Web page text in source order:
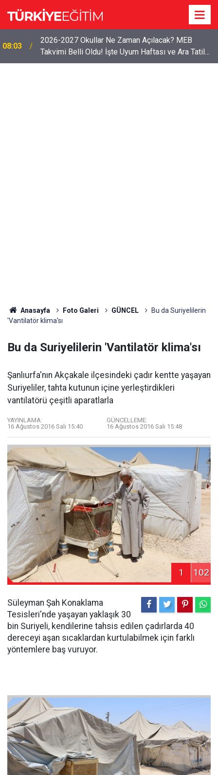
08:03
2026-2027 Okullar Ne Zaman Açılacak? MEB
Takvimi Belli Oldu! İşte Uyum Haftası ve Ara Tatil
Tarihleri
Anasayfa Foto Galeri GÜNCEL
Bu da Suriyelilerin
'Vantilatör klima'sı
Bu da Suriyelilerin 'Vantilatör klima'sı
Şanlıurfa'nın Akçakale ilçesindeki çadır kentte yaşayan
Suriyeliler, tahta kutunun içine yerleştirdikleri
vantilatörü çeşitli aparatlarla
YAYINLAMA:
16 Ağustos 2016 Salı 15:40
GÜNCELLEME:
16 Ağustos 2016 Salı 15:48
1 102
Süleyman Şah Konaklama
Tesisleri'nde yaşayan yaklaşık 30
bin Suriyeli, kendilerine tahsis edilen çadırlarda 40
dereceyi aşan sıcaklardan kurtulabilmek için farklı
yöntemlere baş vuruyor.